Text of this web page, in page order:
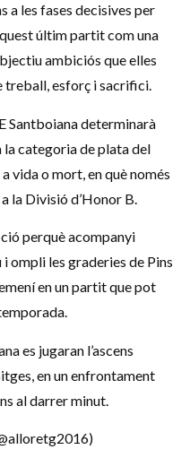
a les fases decisives per
últim partit com una
ambiciós que elles
treball, esforç i sacrifici.
Santboiana determinarà
la categoria de plata del
vida o mort, en què només
la Divisió d’Honor B.
perquè acompanyi
i ompli les graderies de Pins
en un partit que pot
es jugaran l’ascens
en un enfrontament
al darrer minut.